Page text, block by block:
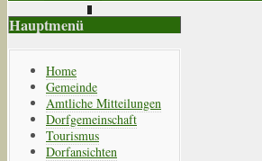
Hauptmenü
Home
Gemeinde
Amtliche Mitteilungen
Dorfgemeinschaft
Tourismus
Dorfansichten